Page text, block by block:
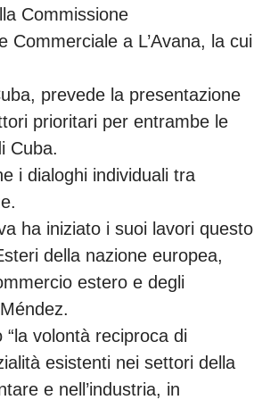
Commissione
a L’Avana, la cui
prevede la presentazione
prioritari per entrambe le
Cuba.
i dialoghi individuali tra
ha iniziato i suoi lavori questo
della nazione europea,
estero e degli
volontà reciproca di
esistenti nei settori della
e nell’industria, in